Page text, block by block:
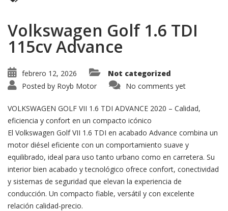
Volkswagen Golf 1.6 TDI
115cv Advance
febrero 12, 2026
Not categorized
Posted by Royb Motor No comments yet
VOLKSWAGEN GOLF VII 1.6 TDI ADVANCE 2020 – Calidad,
eficiencia y confort en un compacto icónico
El Volkswagen Golf VII 1.6 TDI en acabado Advance combina un
motor diésel eficiente con un comportamiento suave y
equilibrado, ideal para uso tanto urbano como en carretera. Su
interior bien acabado y tecnológico ofrece confort, conectividad
y sistemas de seguridad que elevan la experiencia de
conducción. Un compacto fiable, versátil y con excelente
relación calidad-precio.